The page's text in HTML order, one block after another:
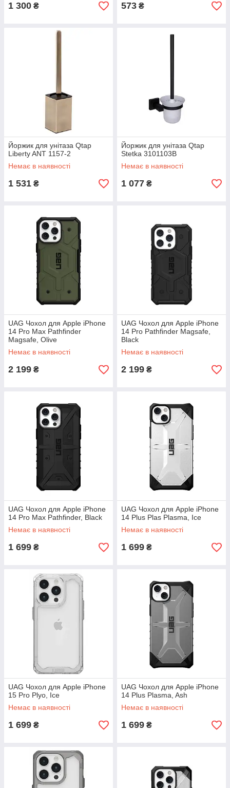
1 300 ₴ 573 ₴
Йоржик для унітаза Qtap
Liberty ANT 1157-2
Немає в наявності
1 531 ₴
Йоржик для унітаза Qtap
Stetka 3101103B
Немає в наявності
1 077 ₴
UAG Чохол для Apple iPhone
14 Pro Max Pathfinder
Magsafe, Olive
Немає в наявності
2 199 ₴
UAG Чохол для Apple iPhone
14 Pro Pathfinder Magsafe,
Black
Немає в наявності
2 199 ₴
UAG Чохол для Apple iPhone
14 Pro Max Pathfinder, Black
Немає в наявності
1 699 ₴
UAG Чохол для Apple iPhone
14 Plus Plas Plasma, Ice
Немає в наявності
1 699 ₴
UAG Чохол для Apple iPhone
15 Pro Plyo, Ice
Немає в наявності
1 699 ₴
UAG Чохол для Apple iPhone
14 Plus Plasma, Ash
Немає в наявності
1 699 ₴